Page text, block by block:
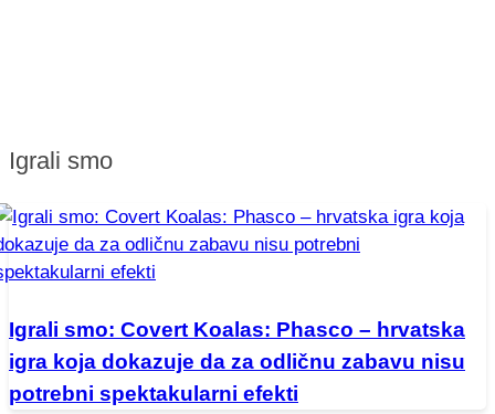
Igrali smo
Igrali smo: Covert Koalas: Phasco – hrvatska
igra koja dokazuje da za odličnu zabavu nisu
potrebni spektakularni efekti